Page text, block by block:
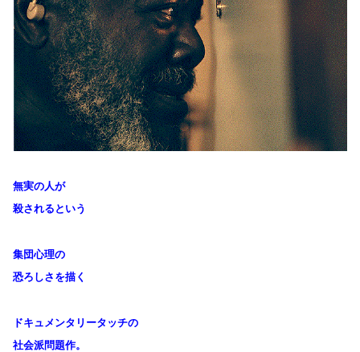
無実の人が
殺されるという
集団心理の
恐ろしさを描く
ドキュメンタリータッチの
社会派問題作。